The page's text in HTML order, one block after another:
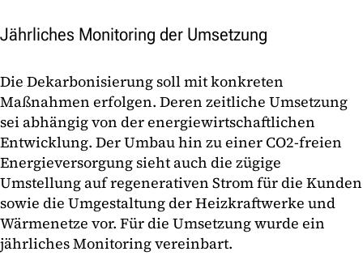
Jährliches Monitoring der Umsetzung
Die Dekarbonisierung soll mit konkreten
Maßnahmen erfolgen. Deren zeitliche Umsetzung
sei abhängig von der energiewirtschaftlichen
Entwicklung. Der Umbau hin zu einer CO2-freien
Energieversorgung sieht auch die zügige
Umstellung auf regenerativen Strom für die Kunden
sowie die Umgestaltung der Heizkraftwerke und
Wärmenetze vor. Für die Umsetzung wurde ein
jährliches Monitoring vereinbart.